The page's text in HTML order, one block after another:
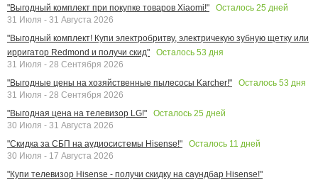
"Выгодный комплект при покупке товаров Xiaomi!"
Осталось 25 дней
31 Июля - 31 Августа 2026
"Выгодный комплект! Купи электробритву, электричекую зубную щетку или
ирригатор Redmond и получи скид"
Осталось 53 дня
31 Июля - 28 Сентября 2026
"Выгодные цены на хозяйственные пылесосы Karcher!"
Осталось 53 дня
31 Июля - 28 Сентября 2026
"Выгодная цена на телевизор LG!"
Осталось 25 дней
30 Июля - 31 Августа 2026
"Скидка за СБП на аудиосистемы Hisense!"
Осталось 11 дней
30 Июля - 17 Августа 2026
"Купи телевизор Hisense - получи скидку на саундбар Hisense!"